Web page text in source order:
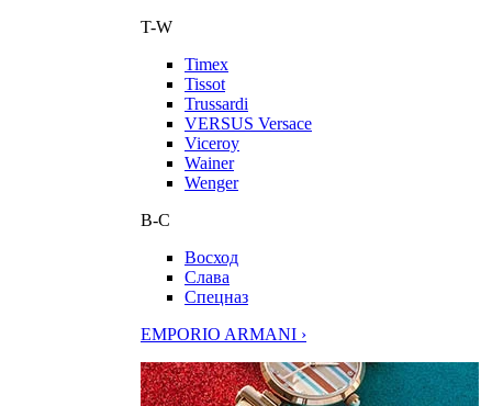
T-W
Timex
Tissot
Trussardi
VERSUS Versace
Viceroy
Wainer
Wenger
В-С
Восход
Слава
Спецназ
EMPORIO ARMANI ›